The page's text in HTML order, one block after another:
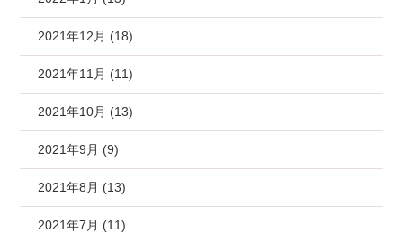
2021年12月 (18)
2021年11月 (11)
2021年10月 (13)
2021年9月 (9)
2021年8月 (13)
2021年7月 (11)